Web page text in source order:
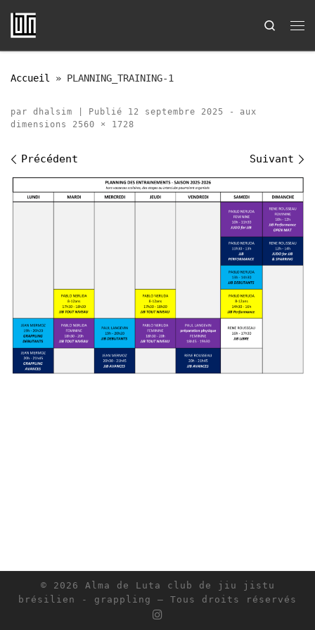
Passer au contenu
Search
Accueil » PLANNING_TRAINING-1
par dhalsim Publié 12 septembre 2025 -
aux
dimensions
2560 × 1728
Navigation des images
Précédent Suivant
© 2026 Alma de Luta club de jiu jistu
brésilien - grappling
– Tous droits réservés